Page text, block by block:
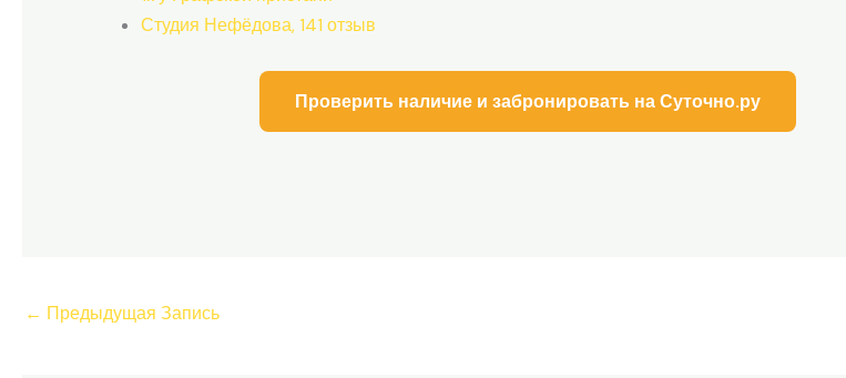
Студия Нефёдова, 141 отзыв
Проверить наличие и забронировать на Суточно.ру
← Предыдущая Запись